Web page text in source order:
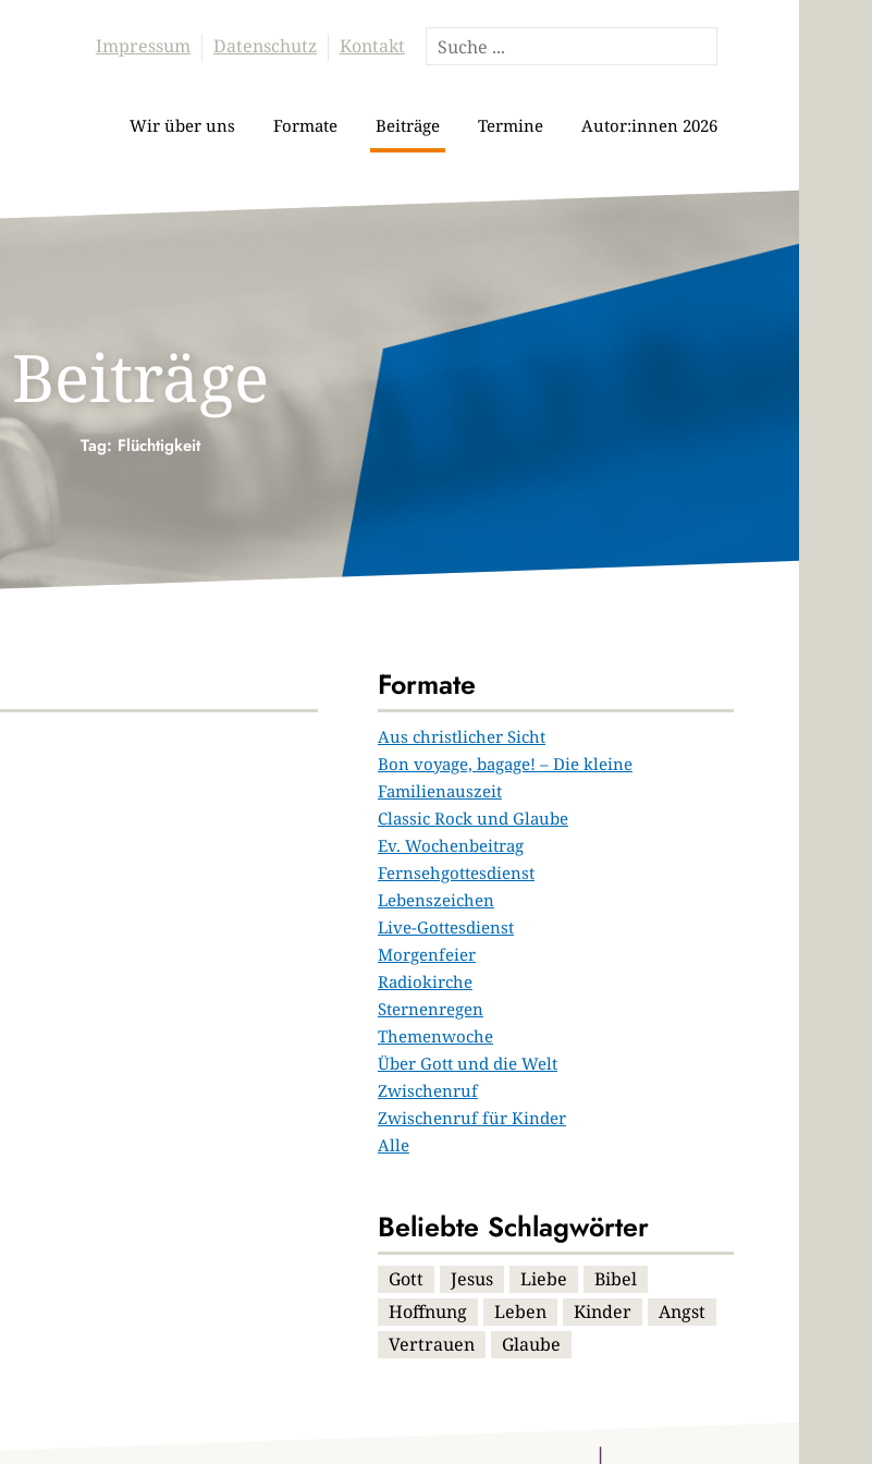
Impressum Datenschutz Kontakt
Wir über uns Formate Beiträge Termine Autor:innen 2026
Beiträge
Tag: Flüchtigkeit
Formate
Aus christlicher Sicht
Bon voyage, bagage! – Die kleine
Familienauszeit
Classic Rock und Glaube
Ev. Wochenbeitrag
Fernsehgottesdienst
Lebenszeichen
Live-Gottesdienst
Morgenfeier
Radiokirche
Sternenregen
Themenwoche
Über Gott und die Welt
Zwischenruf
Zwischenruf für Kinder
Alle
Beliebte Schlagwörter
Gott Jesus Liebe
Bibel
Hoffnung
Leben Kinder
Angst
Vertrauen
Glaube